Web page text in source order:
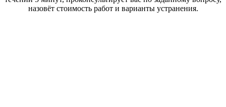
назовёт стоимость работ и варианты устранения.